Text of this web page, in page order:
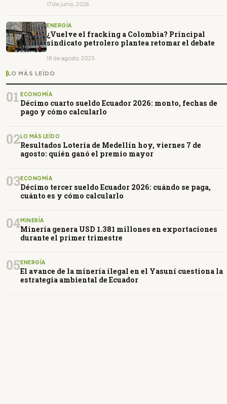
17 de junio, 2026
ENERGÍA
¿Vuelve el fracking a Colombia? Principal
sindicato petrolero plantea retomar el debate
18 de agosto, 2025
LO MÁS LEÍDO
01 ECONOMÍA
Décimo cuarto sueldo Ecuador 2026: monto, fechas de
pago y cómo calcularlo
02LO MÁS LEÍDO
Resultados Lotería de Medellín hoy, viernes 7 de
agosto: quién ganó el premio mayor
03ECONOMÍA
Décimo tercer sueldo Ecuador 2026: cuándo se paga,
cuánto es y cómo calcularlo
04MINERÍA
Minería genera USD 1.381 millones en exportaciones
durante el primer trimestre
05ENERGÍA
El avance de la minería ilegal en el Yasuní cuestiona la
estrategia ambiental de Ecuador